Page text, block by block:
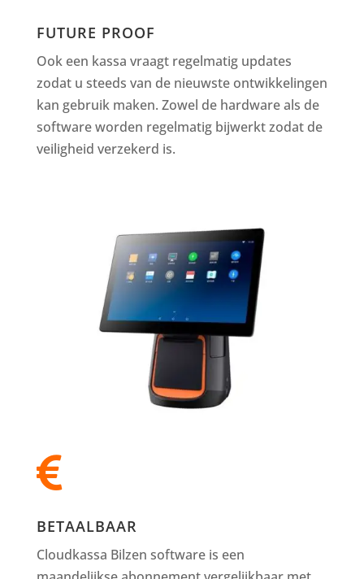
FUTURE PROOF
Ook een kassa vraagt regelmatig updates
zodat u steeds van de nieuwste ontwikkelingen
kan gebruik maken. Zowel de hardware als de
software worden regelmatig bijwerkt zodat de
veiligheid verzekerd is.

BETAALBAAR
Cloudkassa Bilzen software is een